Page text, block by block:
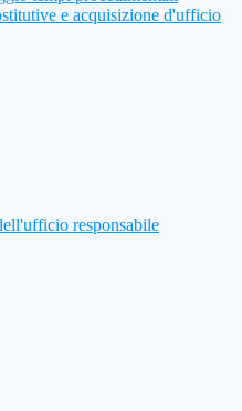
e acquisizione d'ufficio
responsabile